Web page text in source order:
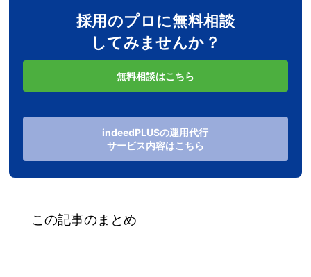
採用のプロに無料相談
してみませんか？
無料相談はこちら
indeedPLUSの運用代行
サービス内容はこちら
この記事のまとめ